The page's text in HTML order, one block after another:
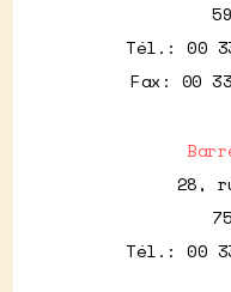
Tél.: 00
Fax: 00
28,
Tél.: 00